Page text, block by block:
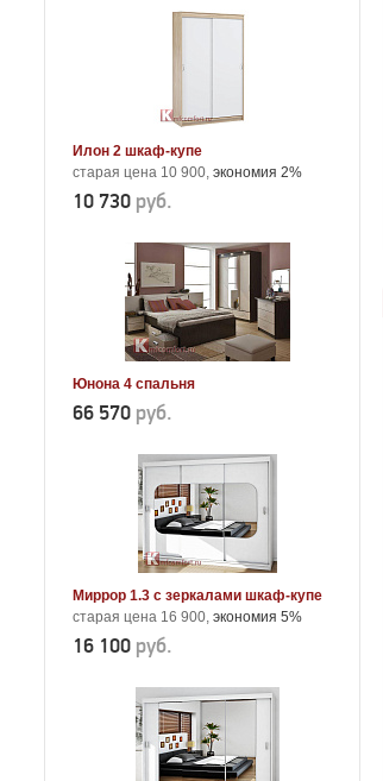
Илон 2 шкаф-купе
старая цена 10 900, экономия 2%
10 730 руб.
Юнона 4 спальня
66 570 руб.
Миррор 1.3 с зеркалами шкаф-купе
старая цена 16 900, экономия 5%
16 100 руб.